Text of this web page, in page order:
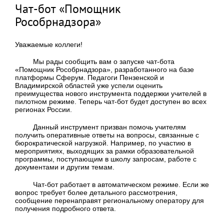
Чат-бот «Помощник
Рособрнадзора»
Уважаемые коллеги!
Мы рады сообщить вам о запуске чат-бота
«Помощник Рособрнадзора», разработанного на базе
платформы Сферум. Педагоги Пензенской и
Владимирской областей уже успели оценить
преимущества нового инструмента поддержки учителей в
пилотном режиме. Теперь чат-бот будет доступен во всех
регионах России.
Данный инструмент призван помочь учителям
получить оперативные ответы на вопросы, связанные с
бюрократической нагрузкой. Например, по участию в
мероприятиях, выходящих за рамки образовательной
программы, поступающим в школу запросам, работе с
документами и другим темам.
Чат-бот работает в автоматическом режиме. Если же
вопрос требует более детального рассмотрения,
сообщение перенаправят региональному оператору для
получения подробного ответа.